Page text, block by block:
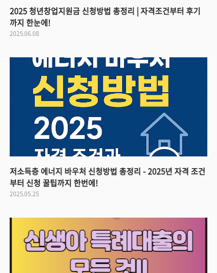
2025 청년창업지원금 신청방법 총정리 | 자격조건부터 후기
까지 한눈에!
2025.06.08
저소득층 에너지 바우처 신청방법 총정리 - 2025년 자격 조건
부터 신청 꿀팁까지 한번에!
2025.05.25